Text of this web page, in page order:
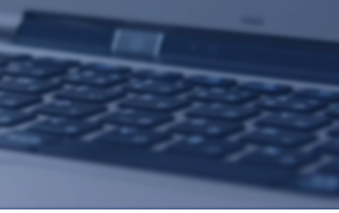
費用
1日葬
相談